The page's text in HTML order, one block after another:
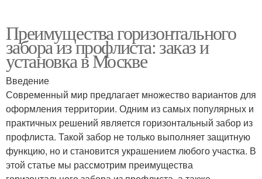
Преимущества горизонтального
забора из профлиста: заказ и
установка в Москве
Введение
Современный мир предлагает множество вариантов для
оформления территории. Одним из самых популярных и
практичных решений является горизонтальный забор из
профлиста. Такой забор не только выполняет защитную
функцию, но и становится украшением любого участка. В
этой статье мы рассмотрим преимущества